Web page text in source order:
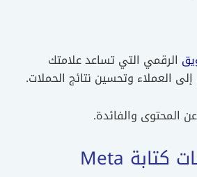
الرقمي التي تساعد علامتك
العملاء وتحسين نتائج الحملات.
والفائدة.
أفضل ممارسات كتابة Meta